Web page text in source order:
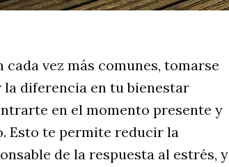
vez más comunes, tomarse
diferencia en tu bienestar
en el momento presente y
Esto te permite reducir la
de la respuesta al estrés, y